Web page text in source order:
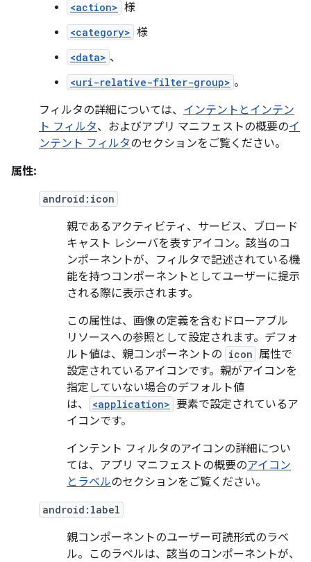
<action> 様
<category> 様
<data> 、
<uri-relative-filter-group> 。
フィルタの詳細については、 インテントとインテン
ト フィルタ、およびアプリ マニフェストの概要のイ
ンテント フィルタのセクションをご覧ください。
属性:
android:icon
親であるアクティビティ、サービス、ブロード
キャスト レシーバを表すアイコン。該当のコ
ンポーネントが、フィルタで記述されている機
能を持つコンポーネントとしてユーザーに提示
される際に表示されます。
この属性は、画像の定義を含むドローアブル
リソースへの参照として設定されます。デフォ
ルト値は、親コンポーネントの icon 属性で
設定されているアイコンです。親がアイコンを
指定していない場合のデフォルト値
は、
<application> 要素で設定されているア
イコンです。
インテント フィルタのアイコンの詳細につい
ては、アプリ マニフェストの概要のアイコン
とラベルのセクションをご覧ください。
android:label
親コンポーネントのユーザー可読形式のラベ
ル。このラベルは、該当のコンポーネントが、